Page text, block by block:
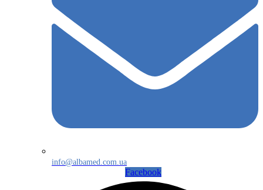
info@albamed.com.ua
Facebook